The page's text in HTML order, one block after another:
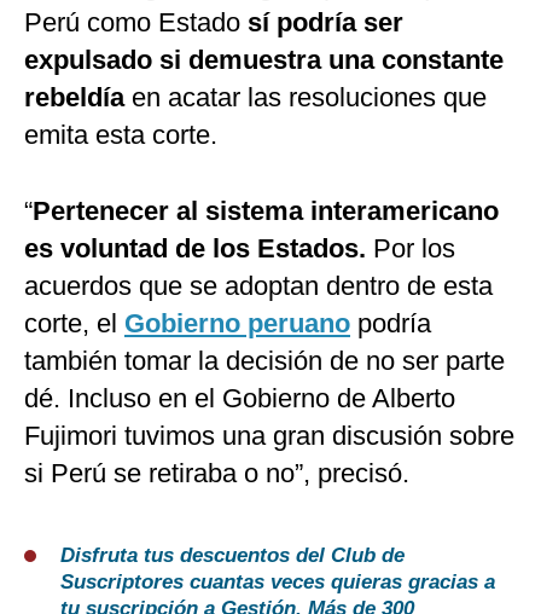
Perú como Estado sí podría ser
expulsado si demuestra una constante
rebeldíaen acatar las resoluciones que
emita esta corte.
“Pertenecer al sistema interamericano
es voluntad de los Estados. Por los
acuerdos que se adoptan dentro de esta
corte, el Gobierno peruano podría
también tomar la decisión de no ser parte
dé. Incluso en el Gobierno de Alberto
Fujimori tuvimos una gran discusión sobre
si Perú se retiraba o no”, precisó.
Disfruta tus descuentos del Club de
Suscriptores cuantas veces quieras gracias a
tu suscripción a Gestión. Más de 300